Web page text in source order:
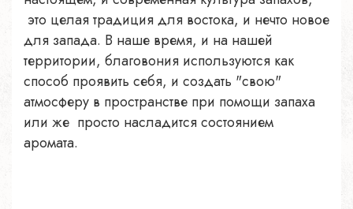
это целая традиция для востока, и нечто новое
для запада. В наше время, и на нашей
территории, благовония используются как
способ проявить себя, и создать "свою"
атмосферу в пространстве при помощи запаха
или же просто насладится состоянием
аромата.